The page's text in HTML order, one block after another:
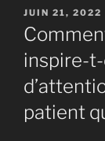
PUBLIÉ
LE
JUIN 21, 2022
inspire-
patient